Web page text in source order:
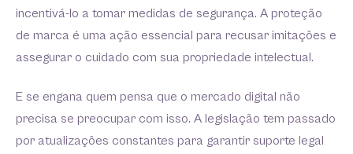
incentivá-lo a tomar medidas de segurança. A proteção
de marca é uma ação essencial para recusar imitações e
assegurar o cuidado com sua propriedade intelectual.
E se engana quem pensa que o mercado digital não
precisa se preocupar com isso. A legislação tem passado
por atualizações constantes para garantir suporte legal